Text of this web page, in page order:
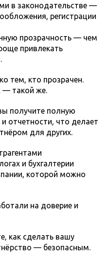
в законодательстве —
регистрации
прозрачность — чем
привлекать
тем, кто прозрачен.
— такой же.
получите полную
отчетности, что делает
для других.
и бухгалтерии
которой можно
на доверие и
как сделать вашу
— безопасным.